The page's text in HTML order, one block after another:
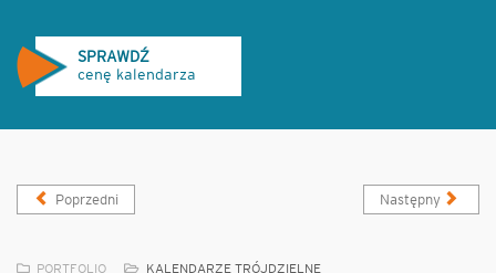
SPRAWDŹ
cenę kalendarza
Poprzedni Następny
PORTFOLIO KALENDARZE TRÓJDZIELNE